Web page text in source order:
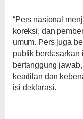
“Pers nasional
koreksi, dan
umum. Pers juga
publik berdasarkan
bertanggung
keadilan dan
isi deklarasi.